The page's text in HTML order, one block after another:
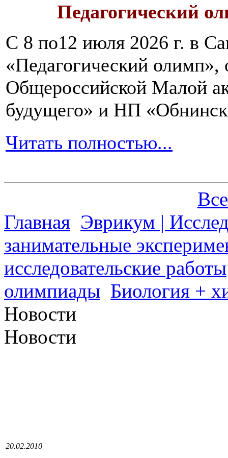
Педагогический
С 8 по12 июля 2026 г. в
«Педагогический олимп»,
Общероссийской Малой
будущего» и НП
Читать полностью...
Главная Эврикум |
занимательные
исследовательские работы
олимпиады Биология +
Новости
Новости
20.02.2010